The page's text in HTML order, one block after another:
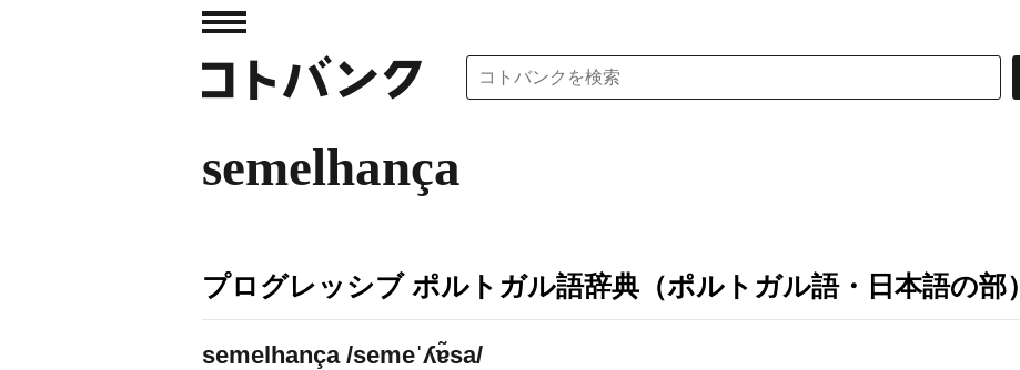
semelhança
プログレッシブ ポルトガル語辞典（ポルトガル語・日本語の部）
semelhança /semeˈʎɐ̃sa/